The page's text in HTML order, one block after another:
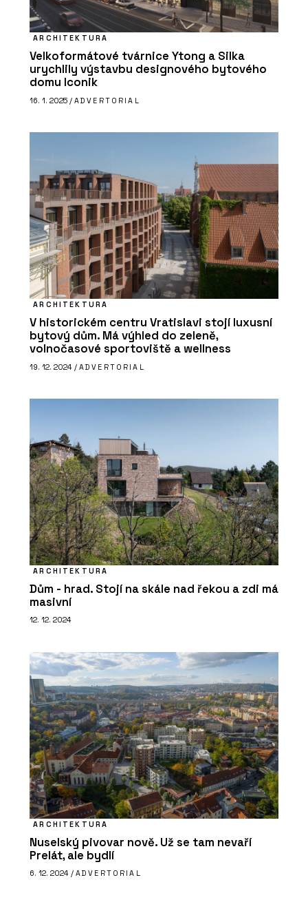
ARCHITEKTURA
Velkoformátové tvárnice Ytong a Silka
urychlily výstavbu designového bytového
domu Iconik
16. 1. 2025 / ADVERTORIAL
ARCHITEKTURA
V historickém centru Vratislavi stojí luxusní
bytový dům. Má výhled do zeleně,
volnočasové sportoviště a wellness
19. 12. 2024 / ADVERTORIAL
ARCHITEKTURA
Dům - hrad. Stojí na skále nad řekou a zdi má
masivní
12. 12. 2024
ARCHITEKTURA
Nuselský pivovar nově. Už se tam nevaří
Prelát, ale bydlí
6. 12. 2024 / ADVERTORIAL